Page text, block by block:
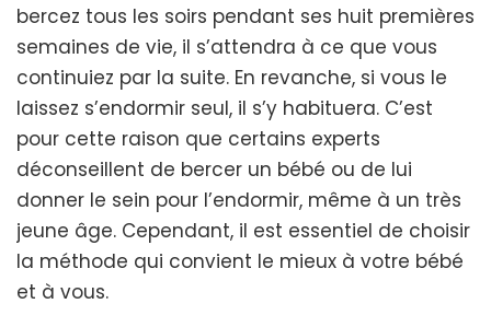
bercez tous les soirs pendant ses huit premières
semaines de vie, il s’attendra à ce que vous
continuiez par la suite. En revanche, si vous le
laissez s’endormir seul, il s’y habituera. C’est
pour cette raison que certains experts
déconseillent de bercer un bébé ou de lui
donner le sein pour l’endormir, même à un très
jeune âge. Cependant, il est essentiel de choisir
la méthode qui convient le mieux à votre bébé
et à vous.